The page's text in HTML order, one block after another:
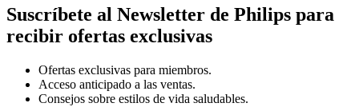
Suscríbete al Newsletter de Philips para
recibir ofertas exclusivas
Ofertas exclusivas para miembros.
Acceso anticipado a las ventas.
Consejos sobre estilos de vida saludables.